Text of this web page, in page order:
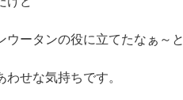
ウータンの役に立てたなぁ～と
わせな気持ちです。